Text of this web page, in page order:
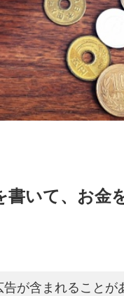
書いて、お金
が含まれることが